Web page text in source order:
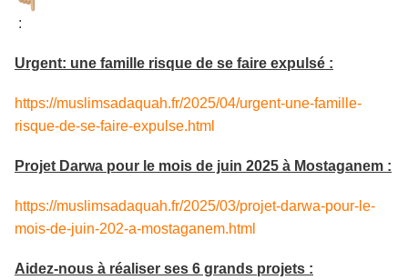
:
Urgent: une famille risque de se faire expulsé :
https://muslimsadaquah.fr/2025/04/urgent-une-famille-
risque-de-se-faire-expulse.html
Projet Darwa pour le mois de juin 2025 à Mostaganem :
https://muslimsadaquah.fr/2025/03/projet-darwa-pour-le-
mois-de-juin-202-a-mostaganem.html
Aidez-nous à réaliser ses 6 grands projets :